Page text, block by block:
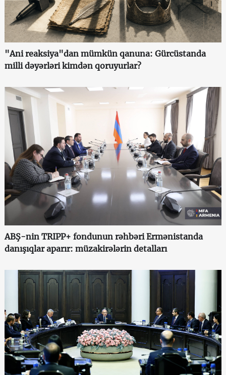
"Ani reaksiya"dan mümkün qanuna: Gürcüstanda
milli dəyərləri kimdən qoruyurlar?
ABŞ-nin TRIPP+ fondunun rəhbəri Ermənistanda
danışıqlar aparır: müzakirələrin detalları